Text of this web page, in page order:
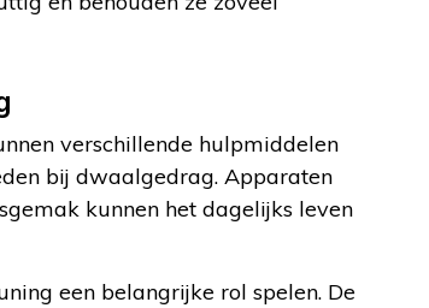
verschillende hulpmiddelen
bij dwaalgedrag. Apparaten
kunnen het dagelijks leven
een belangrijke rol spelen. De